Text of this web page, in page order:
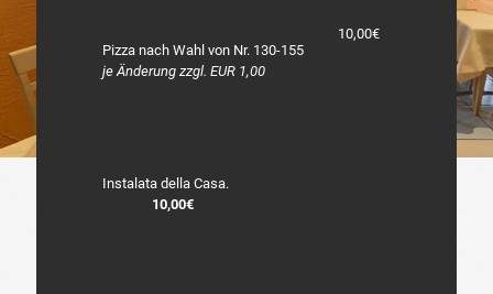
10,00€
Pizza nach Wahl von Nr. 130-155
je Änderung zzgl. EUR 1,00
Instalata della Casa.
10,00€